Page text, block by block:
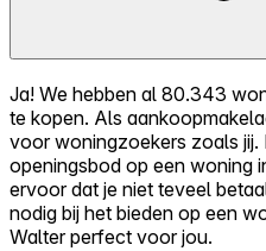
Ja! We hebben al 80.343
te kopen. Als
voor woningzoekers zoals
openingsbod op een woning
ervoor dat je niet teveel
nodig bij het bieden op een
Walter perfect voor jou.